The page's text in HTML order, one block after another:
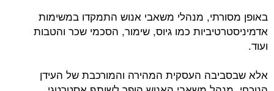
באופן מסורתי, מנהלי משאבי אנוש התמקדו במשימות
אדמיניסטרטיביות כמו גיוס, שימור, הסכמי שכר והטבות
ועוד.
אלא שבסביבה העסקית המהירה והמורכבת של העידן